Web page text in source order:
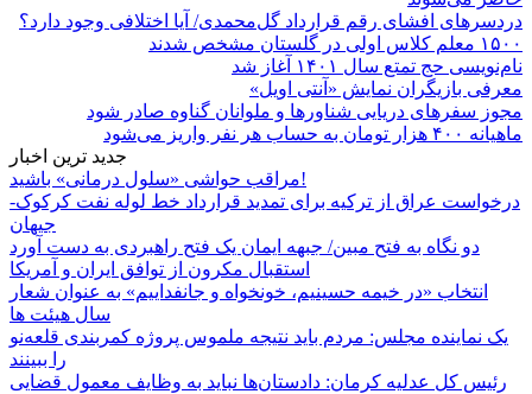
دردسرهای افشای رقم قرارداد گل‌محمدی/ آیا اختلافی وجود دارد؟
۱۵۰۰ معلم کلاس اولی در گلستان مشخص شدند
نام‌نویسی حج تمتع سال ۱۴۰۱ آغاز شد
معرفی بازیگران نمایش «آنتی اویل»
مجوز سفرهای دریایی شناورها و ملوانان گناوه صادر شود
ماهیانه ۴۰۰ هزار تومان به حساب هر نفر واریز می‌شود
جدید ترین اخبار
مراقب حواشی «سلول درمانی» باشید!
درخواست عراق از ترکیه برای تمدید قرارداد خط لوله نفت کرکوک-
جیهان
دو نگاه به فتح مبین/ جبهه ایمان یک فتح راهبردی به دست آورد
استقبال مکرون از توافق ایران و آمریکا
انتخاب «در خیمه حسینیم، خونخواه و جانفداییم» به عنوان شعار
سال هیئت ها
یک نماینده مجلس: مردم باید نتیجه ملموس پروژه کمربندی قلعه‌نو
را ببینند
رئیس کل عدلیه کرمان: دادستان‌ها نباید به وظایف معمول قضایی